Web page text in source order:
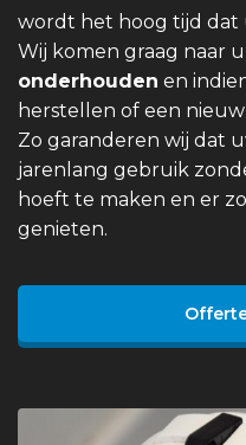
wordt het hoog tijd dat
Wij komen graag naar
onderhouden en
herstellen of een
Zo garanderen wij dat
jarenlang gebruik
hoeft te maken en er
genieten.